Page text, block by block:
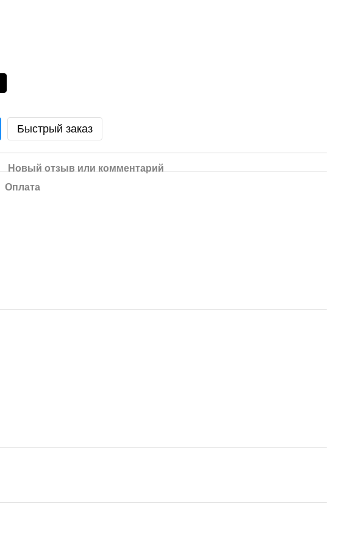
Быстрый заказ
Новый отзыв или комментарий
Оплата